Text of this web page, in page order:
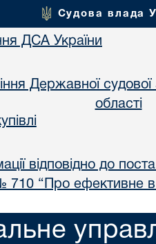
Судова влада
ДСА України
Державної судової
області
відповідно до
“Про ефективне